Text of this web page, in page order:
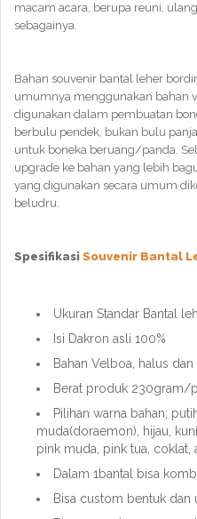
macam acara, berupa reuni,
sebagainya.
Bahan souvenir bantal leher
umumnya menggunakan bahan
digunakan dalam pembuatan
berbulu pendek, bukan bulu
untuk boneka beruang/panda.
upgrade ke bahan yang lebih
yang digunakan secara umum
beludru.
Spesifikasi Souvenir Bantal
Ukuran Standar Bantal
Isi Dakron asli 100%
Bahan Velboa, halus
Berat produk 230gram/
Pilihan warna bahan;
muda(doraemon), hijau,
pink muda, pink tua, coklat,
Dalam 1bantal bisa
Bisa custom bentuk dan